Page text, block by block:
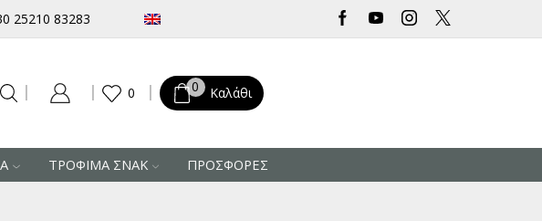
25210 83283 Δωρεάν μεταφορικά για αγορές άνω των 30 € από την Ελλάδα
0 0 Καλάθι
ΤΡΟΦΙΜΑ ΣΝΑΚ ΠΡΟΣΦΟΡΕΣ